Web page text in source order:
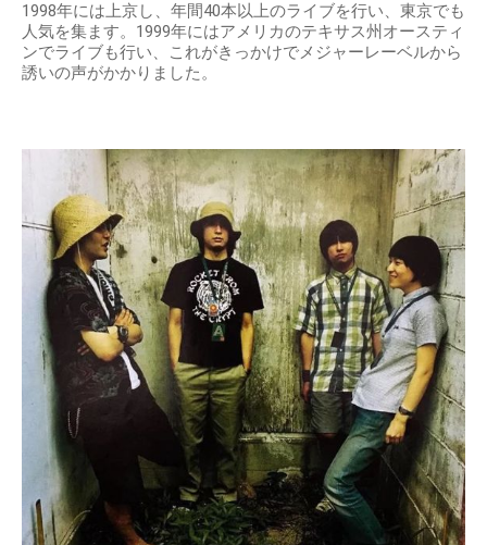
1998年には上京し、年間40本以上のライブを行い、東京でも
人気を集ます。1999年にはアメリカのテキサス州オースティ
ンでライブも行い、これがきっかけでメジャーレーベルから
誘いの声がかかりました。